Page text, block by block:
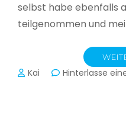
selbst habe ebenfalls
teilgenommen und
Kai Hinterlasse